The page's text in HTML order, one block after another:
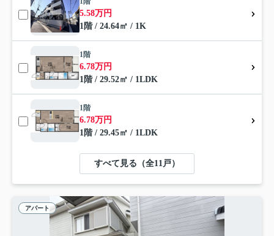
5.58万円
1階 / 24.64㎡ / 1K
1階
6.78万円
1階 / 29.52㎡ / 1LDK
1階
6.78万円
1階 / 29.45㎡ / 1LDK
すべて見る（全11戸）
アパート